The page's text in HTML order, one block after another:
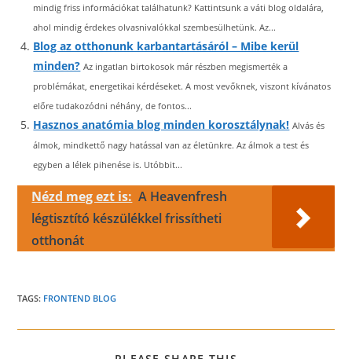
mindig friss információkat találhatunk? Kattintsunk a váti blog oldalára,
ahol mindig érdekes olvasnivalókkal szembesülhetünk. Az...
Blog az otthonunk karbantartásáról – Mibe kerül
minden? Az ingatlan birtokosok már részben megismerték a
problémákat, energetikai kérdéseket. A most vevőknek, viszont kívánatos
előre tudakozódni néhány, de fontos...
Hasznos anatómia blog minden korosztálynak! Alvás és
álmok, mindkettő nagy hatással van az életünkre. Az álmok a test és
egyben a lélek pihenése is. Utóbbit...
Nézd meg ezt is: A Heavenfresh
légtisztító készülékkel frissítheti
otthonát
TAGS: FRONTEND BLOG